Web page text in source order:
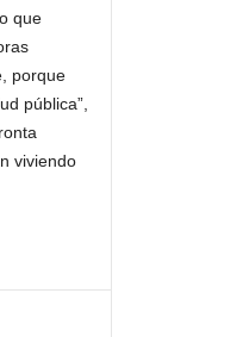
que
porque
pública”,
viviendo